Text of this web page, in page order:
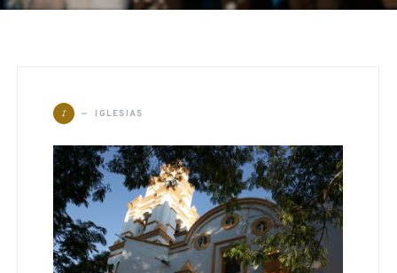
I IGLESIAS